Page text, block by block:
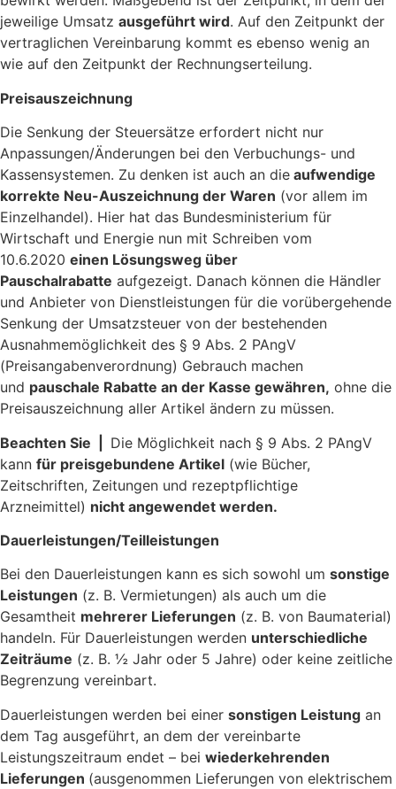
jeweilige Umsatz ausgeführt wird. Auf den Zeitpunkt der
vertraglichen Vereinbarung kommt es ebenso wenig an
wie auf den Zeitpunkt der Rechnungserteilung.
Preisauszeichnung
Die Senkung der Steuersätze erfordert nicht nur
Anpassungen/Änderungen bei den Verbuchungs- und
Kassensystemen. Zu denken ist auch an die aufwendige
korrekte Neu-Auszeichnung der Waren (vor allem im
Einzelhandel). Hier hat das Bundesministerium für
Wirtschaft und Energie nun mit Schreiben vom
10.6.2020 einen Lösungsweg über
Pauschalrabatte aufgezeigt. Danach können die Händler
und Anbieter von Dienstleistungen für die vorübergehende
Senkung der Umsatzsteuer von der bestehenden
Ausnahmemöglichkeit des § 9 Abs. 2 PAngV
(Preisangabenverordnung) Gebrauch machen
und pauschale Rabatte an der Kasse gewähren, ohne die
Preisauszeichnung aller Artikel ändern zu müssen.
Beachten Sie | Die Möglichkeit nach § 9 Abs. 2 PAngV
kann für preisgebundene Artikel (wie Bücher,
Zeitschriften, Zeitungen und rezeptpflichtige
Arzneimittel) nicht angewendet werden.
Dauerleistungen/Teilleistungen
Bei den Dauerleistungen kann es sich sowohl um sonstige
Leistungen (z. B. Vermietungen) als auch um die
Gesamtheit mehrerer Lieferungen (z. B. von Baumaterial)
handeln. Für Dauerleistungen werden unterschiedliche
Zeiträume (z. B. ½ Jahr oder 5 Jahre) oder keine zeitliche
Begrenzung vereinbart.
Dauerleistungen werden bei einer sonstigen Leistung an
dem Tag ausgeführt, an dem der vereinbarte
Leistungszeitraum endet – bei wiederkehrenden
Lieferungen (ausgenommen Lieferungen von elektrischem